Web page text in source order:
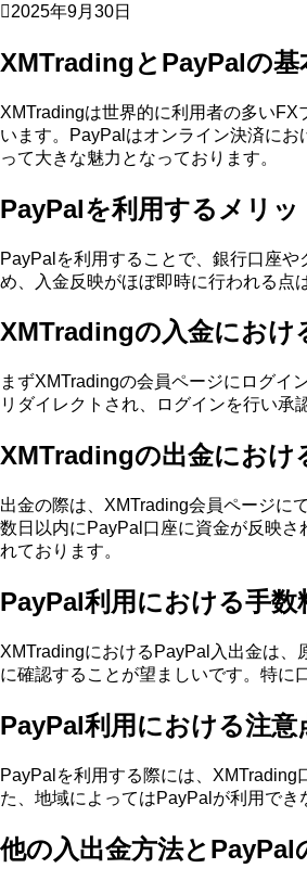
2025年9月30日
XMTradingとPayPalの基
XMTradingは世界的に利用者の多い
います。PayPalはオンライン決済に
って大きな魅力となっております。
PayPalを利用するメリッ
PayPalを利用することで、銀行口座
め、入金反映がほぼ即時に行われる点
XMTradingの入金におけ
まずXMTradingの会員ページにログイ
リダイレクトされ、ログインを行い承
XMTradingの出金におけ
出金の際は、XMTrading会員ページに
数日以内にPayPal口座に資金が反映
れております。
PayPal利用における手数
XMTradingにおけるPayPal入出金は
に確認することが望ましいです。特に
PayPal利用における注意
PayPalを利用する際には、
た、地域によってはPayPalが利用でき
他の入出金方法とPayPal